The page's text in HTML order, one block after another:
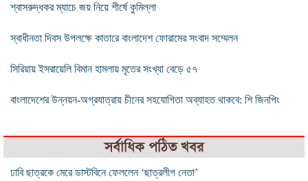
শ্বাসরুদ্ধকর ম্যাচে জয় নিয়ে শীর্ষে কুমিল্লা
স্বাধীনতা দিবস উপলক্ষে কাতারে বাংলাদেশ ফোরামের সংবাদ সম্মেলন
সিরিয়ায় ইসরায়েলি বিমান হামলায় মৃতের সংখ্যা বেড়ে ৫৭
বাংলাদেশের উন্নয়ন-অগ্রযাত্রায় চীনের সহযোগিতা অব্যাহত থাকবে: শি জিনপিং
সর্বাধিক পঠিত খবর
ঢাবি ছাত্রকে মেরে ডাস্টবিনে ফেললেন ‘ছাত্রলীগ নেতা’